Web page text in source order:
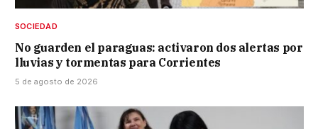
SOCIEDAD
No guarden el paraguas: activaron dos alertas por
lluvias y tormentas para Corrientes
5 de agosto de 2026